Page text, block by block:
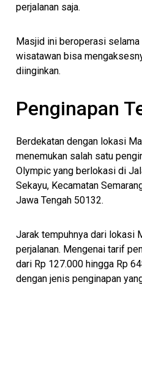
perjalanan saja.
Masjid ini beroperasi
wisatawan bisa
diinginkan.
Penginapan
Berdekatan dengan lokasi
menemukan salah satu
Olympic yang berlokasi di
Sekayu, Kecamatan
Jawa Tengah 50132.
Jarak tempuhnya dari lokasi
perjalanan. Mengenai tarif
dari Rp 127.000 hingga Rp
dengan jenis penginapan